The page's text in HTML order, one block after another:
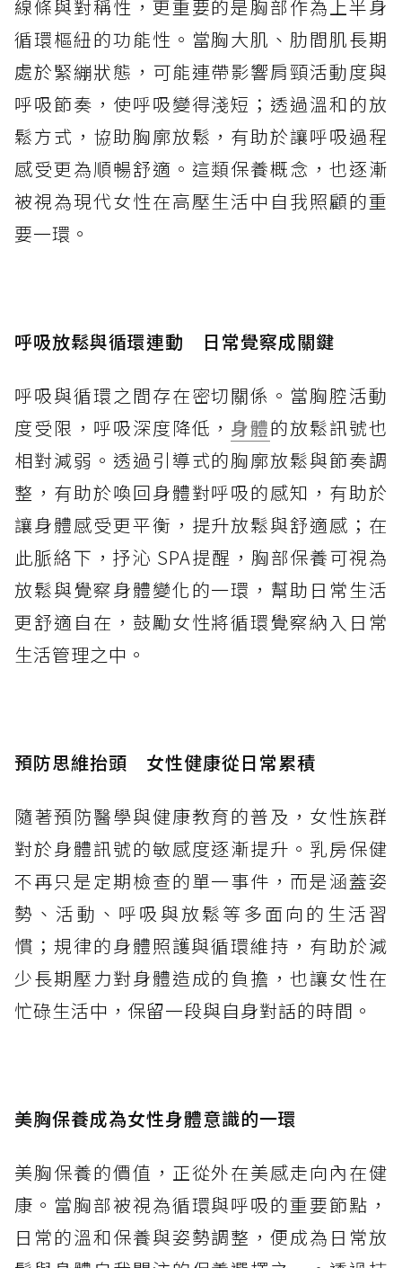
線條與對稱性，更重要的是胸部作為上半身
循環樞紐的功能性。當胸大肌、肋間肌長期
處於緊繃狀態，可能連帶影響肩頸活動度與
呼吸節奏，使呼吸變得淺短；透過溫和的放
鬆方式，協助胸廓放鬆，有助於讓呼吸過程
感受更為順暢舒適。這類保養概念，也逐漸
被視為現代女性在高壓生活中自我照顧的重
要一環。
呼吸放鬆與循環連動 日常覺察成關鍵
呼吸與循環之間存在密切關係。當胸腔活動
度受限，呼吸深度降低， 身體的放鬆訊號也
相對減弱。透過引導式的胸廓放鬆與節奏調
整，有助於喚回身體對呼吸的感知，有助於
讓身體感受更平衡，提升放鬆與舒適感；在
此脈絡下，抒沁 SPA提醒，胸部保養可視為
放鬆與覺察身體變化的一環，幫助日常生活
更舒適自在，鼓勵女性將循環覺察納入日常
生活管理之中。
預防思維抬頭 女性健康從日常累積
隨著預防醫學與健康教育的普及，女性族群
對於身體訊號的敏感度逐漸提升。乳房保健
不再只是定期檢查的單一事件，而是涵蓋姿
勢、活動、呼吸與放鬆等多面向的生活習
慣；規律的身體照護與循環維持，有助於減
少長期壓力對身體造成的負擔，也讓女性在
忙碌生活中，保留一段與自身對話的時間。
美胸保養成為女性身體意識的一環
美胸保養的價值，正從外在美感走向內在健
康。當胸部被視為循環與呼吸的重要節點，
日常的溫和保養與姿勢調整，便成為日常放